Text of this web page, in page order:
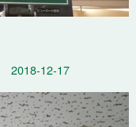
2018-12-17